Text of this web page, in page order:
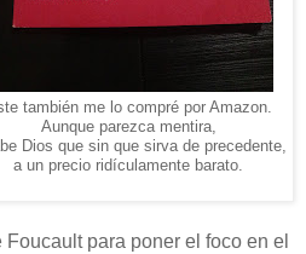
también me lo compré por Amazon.
Aunque parezca mentira,
Dios que sin que sirva de precedente,
a un precio ridículamente barato.
para poner el foco en el